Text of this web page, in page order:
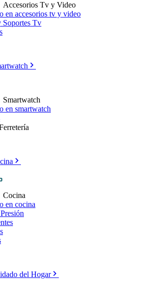
Accesorios Tv y Video
en accesorios tv y video
Soportes Tv
Smartwatch
en smartwatch
Cocina
en cocina
del Hogar